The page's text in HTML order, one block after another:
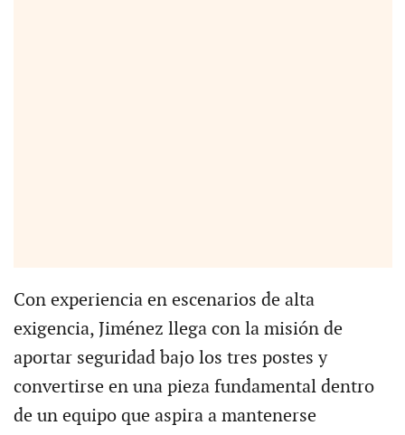
Con experiencia en escenarios de alta
exigencia, Jiménez llega con la misión de
aportar seguridad bajo los tres postes y
convertirse en una pieza fundamental dentro
de un equipo que aspira a mantenerse